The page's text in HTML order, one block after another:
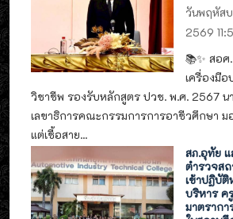
วันพฤหัส
2569
📚✨ สอศ
เครื่องมือ
วิชาชีพ รองรับหลักสูตร ปวช. พ.ศ. 2567 น
เลขาธิการคณะกรรมการการอาชีวศึกษา ม
แต่เชื้อสาย...
สภ.อุทัย แ
ตำรวจส
เข้าปฏิบั
บริหาร ค
มาตราก